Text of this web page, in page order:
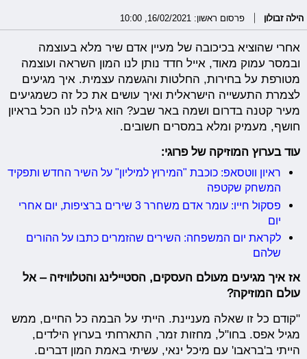
הילה זבולון פרסום ראשון: 16/02/2021, 10:00
אחרי שהוציא בכיכובה של מעיין אדם שיר מלא בעוצמה
ובמסר עמוק מאוד, אייל חדד נותן לנו המון השראה ועוצמה
מטורפת על בחירות, החלטות והגשמה עצמית. איך מגיעים
לצמרת התעשייה הישראלית ואיך עושים את כל זה כשמגיעים
מעיר קטנה בדרום ושמה באר שבע? הוא גילה לנו הכל בראיון
חושף, מעמיק ומלא במסרים חשובים.
עוד בערוץ המוזיקה של פרוגי:
ראיון ווטסאפ: כוכבת "המירוץ למיליון" על השיר החדש ותפקיד
המשחק שקטפה
פסקול חייו: עומר אדם משחרר 3 שירים ברציפות, יום אחרי
יום
לקראת יום המשפחה: השירים שהזמרים כתבו על ההורים
שלהם
אז איך מגיעים מעולם העסקים, הסטיילינג והטלוויזיה – אל
עולם המוזיקה?
"קודם כל זו שאלה מעניינת. הייתי על הבמה כל החיים, ממש
מגיל אפס. בחו"ל, מחזות זמר, התארחתי בערוץ הילדים,
הייתי ב'בראבו' עם מיכל ינאי, עשיתי באמת המון דברים.